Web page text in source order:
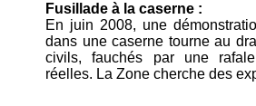
Fusillade à la caserne :
En juin 2008, une
dans une caserne tourne au
civils, fauchés par une
réelles. La Zone cherche des